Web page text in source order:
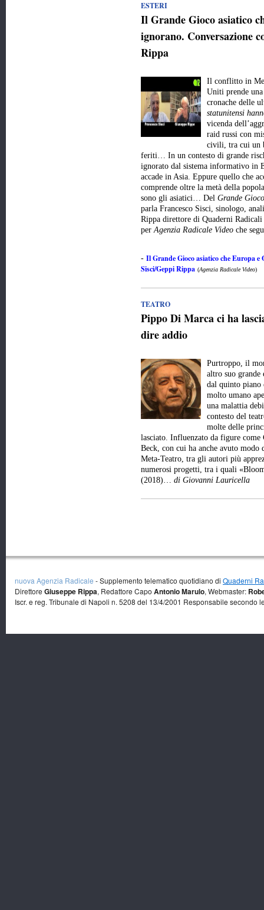
ESTERI
Il Grande Gioco asiatico
ignorano. Conversazione
Rippa
Il conflitto in
Uniti prende
cronache delle
statunitensi
vicenda
raid russi con
civili, tra cui un
feriti… In un contesto di grande
ignorato dal sistema informativo in
accade in Asia. Eppure quello che
comprende oltre la metà della
sono gli asiatici… Del Grande
parla Francesco Sisci, sinologo,
Rippa direttore di Quaderni Radicali
perAgenzia Radicale Video che
- Il Grande Gioco asiatico che Europa e
Sisci/Geppi Rippa (Agenzia Radicale Video)
TEATRO
Pippo Di Marca ci ha
dire addio
Purtroppo, il
altro suo grande
dal quinto piano
molto umano
una malattia
contesto del
molte delle
lasciato. Influenzato da figure come
Beck, con cui ha anche avuto
Meta-Teatro, tra gli autori più
numerosi progetti, tra i quali
(2018)… di Giovanni Lauricella
nuova Agenzia Radicale - Supplemento telematico quotidiano di Quaderni
Direttore Giuseppe Rippa, Redattore Capo Antonio Marulo, Webmaster:
Iscr. e reg. Tribunale di Napoli n. 5208 del 13/4/2001 Responsabile secondo